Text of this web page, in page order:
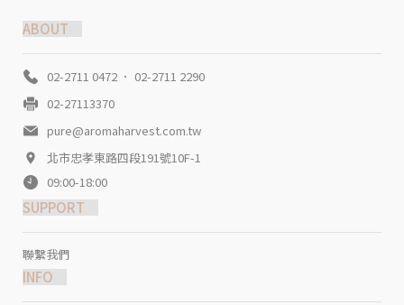
ABOUT
02-2711 0472 ． 02-2711 2290
02-27113370
pure@aromaharvest.com.tw
北市忠孝東路四段191號10F-1
09:00-18:00
SUPPORT
聯繫我們
INFO